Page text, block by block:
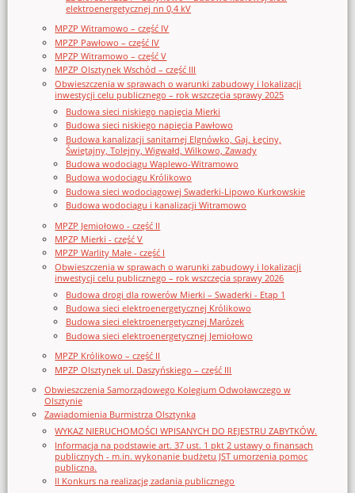
elektroenergetycznej nn 0,4 kV
MPZP Witramowo – część IV
MPZP Pawłowo – część IV
MPZP Witramowo – część V
MPZP Olsztynek Wschód – część III
Obwieszczenia w sprawach o warunki zabudowy i lokalizacji
inwestycji celu publicznego – rok wszczęcia sprawy 2025
Budowa sieci niskiego napięcia Mierki
Budowa sieci niskiego napięcia Pawłowo
Budowa kanalizacji sanitarnej Elgnówko, Gaj, Łęciny,
Świętajny, Tolejny, Wigwałd, Wilkowo, Zawady
Budowa wodociągu Waplewo-Witramowo
Budowa wodociągu Królikowo
Budowa sieci wodociągowej Swaderki-Lipowo Kurkowskie
Budowa wodociągu i kanalizacji Witramowo
MPZP Jemiołowo - część II
MPZP Mierki - część V
MPZP Warlity Małe - część I
Obwieszczenia w sprawach o warunki zabudowy i lokalizacji
inwestycji celu publicznego – rok wszczęcia sprawy 2026
Budowa drogi dla rowerów Mierki – Swaderki - Etap 1
Budowa sieci elektroenergetycznej Królikowo
Budowa sieci elektroenergetycznej Marózek
Budowa sieci elektroenergetycznej Jemiołowo
MPZP Królikowo – część II
MPZP Olsztynek ul. Daszyńskiego – część III
Obwieszczenia Samorządowego Kolegium Odwoławczego w
Olsztynie
Zawiadomienia Burmistrza Olsztynka
WYKAZ NIERUCHOMOŚCI WPISANYCH DO REJESTRU ZABYTKÓW.
Informacja na podstawie art. 37 ust. 1 pkt 2 ustawy o finansach
publicznych - m.in. wykonanie budżetu JST umorzenia pomoc
publiczna.
II Konkurs na realizację zadania publicznego